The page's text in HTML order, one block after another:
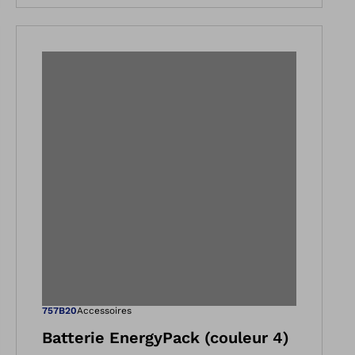
la vue Galerie
Ouvre l’image
757B20Accessoires
Batterie EnergyPack (couleur 4)